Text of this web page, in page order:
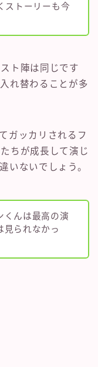
ストーリーも今
ト陣は同じです
れ替わることが多
ガッカリされるフ
ちが成長して演じ
いないでしょう。
くんは最高の演
られなかっ